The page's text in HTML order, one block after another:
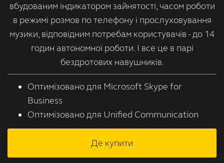
вбудованим індикатором зайнятості, часом роботи
в режимі розмов по телефону і прослуховування
музики, відповідним потребам користувачів - до 14
годин автономної роботи. І все це в парі
бездротових навушників.
Оптимізовано для Microsoft Skype for
Business
Оптимізовано для Unified Communication
Де купити